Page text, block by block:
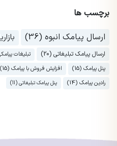
برچسب ها
ارسال پیامک انبوه (36)
ارسال پیامک تبلیغاتی (20) تبلیغات
پنل پیامک (15)
افزایش فروش با پیامک (15)
رادین پیامک (14)
پنل پیامک تبلیغاتی (11)